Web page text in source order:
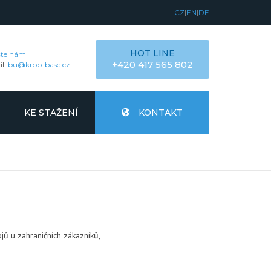
CZ|EN|DE
nám
bu@krob-basc.cz
HOT LINE
+420 417 565 802
KONTAKT
KE STAŽENÍ
u zahraničních zákazníků,